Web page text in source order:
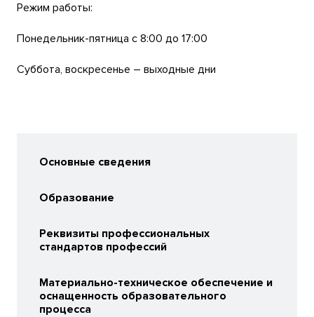
Режим работы:
Понедельник-пятница с 8:00 до 17:00
Суббота, воскресенье – выходные дни
Основные сведения
Образование
Реквизиты профессиональных
стандартов профессий
Материально-техническое обеспечение и
оснащенность образовательного
процесса